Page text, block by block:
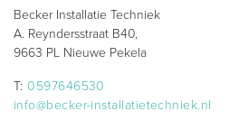
Becker Installatie Techniek
A. Reyndersstraat B40,
9663 PL Nieuwe Pekela
T:0597646530
info@becker-installatietechniek.nl